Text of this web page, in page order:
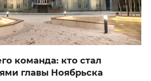
команда: кто стал
главы Ноябрьска